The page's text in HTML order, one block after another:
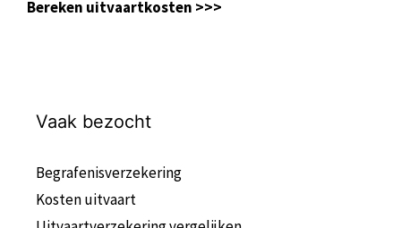
Bereken uitvaartkosten >>>
Vaak bezocht
Begrafenisverzekering
Kosten uitvaart